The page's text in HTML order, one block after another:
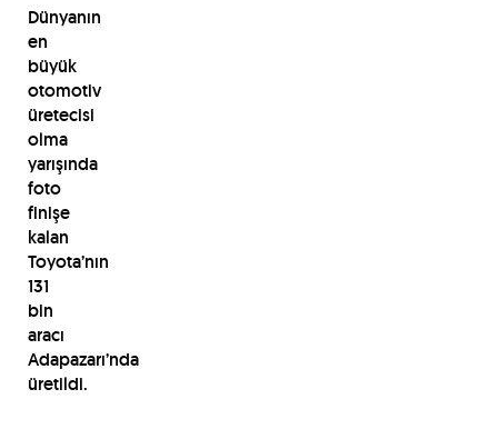
Dünyanın
en
büyük
otomotiv
üretecisi
olma
yarışında
foto
finişe
kalan
Toyota’nın
131
bin
aracı
Adapazarı’nda
üretildi.